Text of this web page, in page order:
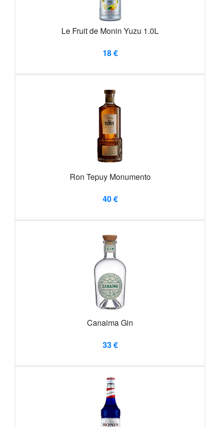
Le Fruit de Monin Yuzu 1.0L
18 €
Ron Tepuy Monumento
40 €
Canaima Gin
33 €